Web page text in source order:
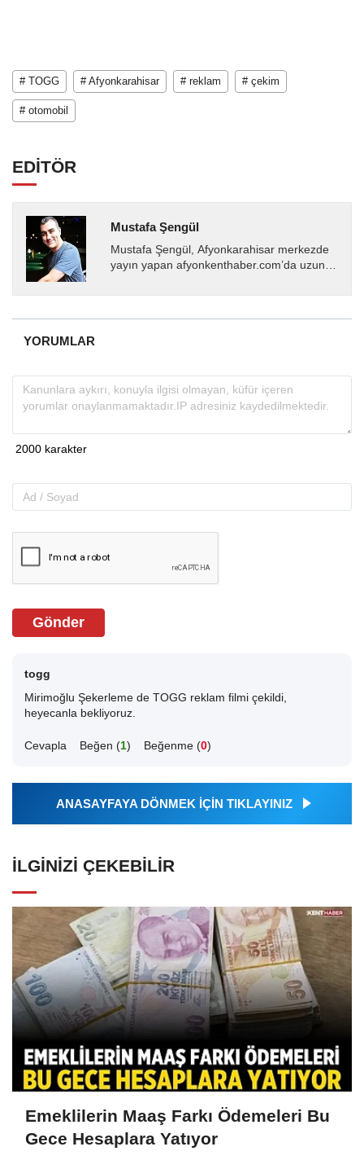
# TOGG # Afyonkarahisar # reklam # çekim
# otomobil
EDİTÖR
Mustafa Şengül
Mustafa Şengül, Afyonkarahisar merkezde
yayın yapan afyonkenthaber.com’da uzun
almakta, haber akışı...
YORUMLAR
Gönder
togg
Mirimoğlu Şekerleme de TOGG reklam filmi çekildi,
heyecanla bekliyoruz.
Cevapla Beğen (1) Beğenme (0)
ANASAYFAYA DÖNMEK İÇİN TIKLAYINIZ
İLGINIZI ÇEKEBILIR
Emeklilerin Maaş Farkı Ödemeleri Bu
Gece Hesaplara Yatıyor